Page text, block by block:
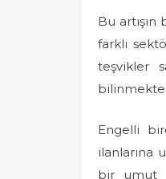
Bu
farklı
teşvikler
Engelli
ilanlarına
bir umut